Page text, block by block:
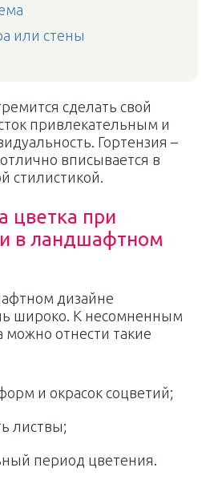
или стены
сделать свой
привлекательным и
Гортензия –
вписывается в
стилистикой.
цветка при
в ландшафтном
дизайне
широко. К несомненным
можно отнести такие
и окрасок соцветий;
листвы;
период цветения.